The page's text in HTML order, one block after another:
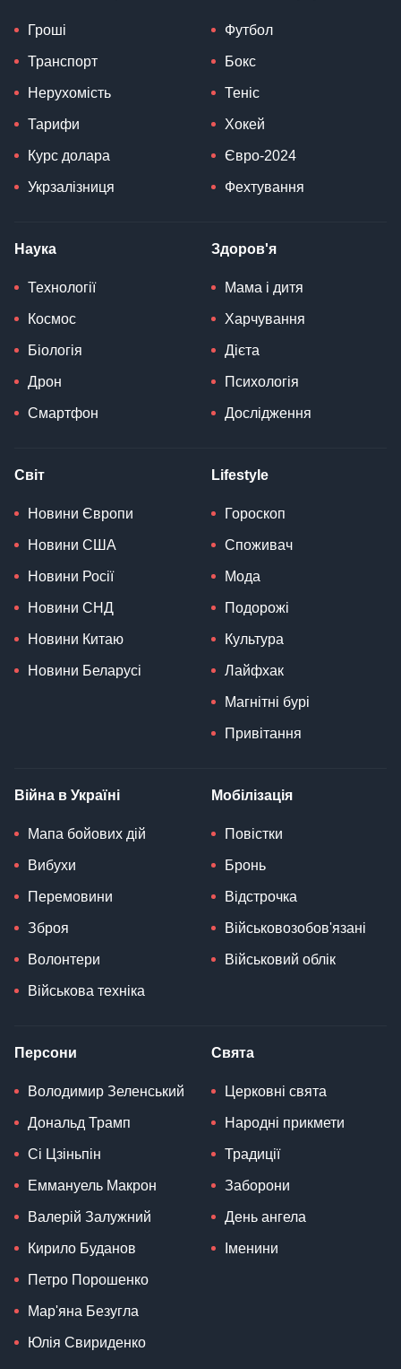
Гроші
Транспорт
Нерухомість
Тарифи
Курс долара
Укрзалізниця
Футбол
Бокс
Теніс
Хокей
Євро-2024
Фехтування
Наука
Технології
Космос
Біологія
Дрон
Смартфон
Здоров'я
Мама і дитя
Харчування
Дієта
Психологія
Дослідження
Світ
Новини Європи
Новини США
Новини Росії
Новини СНД
Новини Китаю
Новини Беларусі
Lifestyle
Гороскоп
Споживач
Мода
Подорожі
Культура
Лайфхак
Магнітні бурі
Привітання
Війна в Україні
Мапа бойових дій
Вибухи
Перемовини
Зброя
Волонтери
Військова техніка
Мобілізація
Повістки
Бронь
Відстрочка
Військовозобов'язані
Військовий облік
Персони
Володимир Зеленський
Дональд Трамп
Сі Цзіньпін
Еммануель Макрон
Валерій Залужний
Кирило Буданов
Петро Порошенко
Мар'яна Безугла
Юлія Свириденко
Свята
Церковні свята
Народні прикмети
Традиції
Заборони
День ангела
Іменини